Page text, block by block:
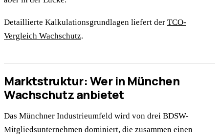
Detaillierte Kalkulationsgrundlagen liefert der TCO-
Vergleich Wachschutz.
Marktstruktur: Wer in München
Wachschutz anbietet
Das Münchner Industrieumfeld wird von drei BDSW-
Mitgliedsunternehmen dominiert, die zusammen einen